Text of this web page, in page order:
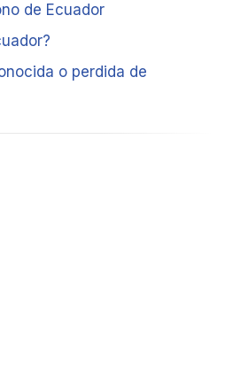
de Ecuador
o perdida de